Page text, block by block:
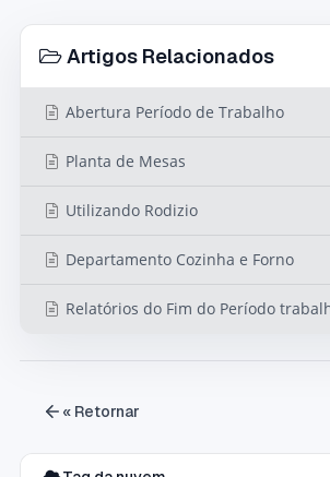
Artigos Relacionados
Abertura Período de Trabalho
Planta de Mesas
Utilizando Rodizio
Departamento Cozinha e Forno
Relatórios do Fim do Período
« Retornar